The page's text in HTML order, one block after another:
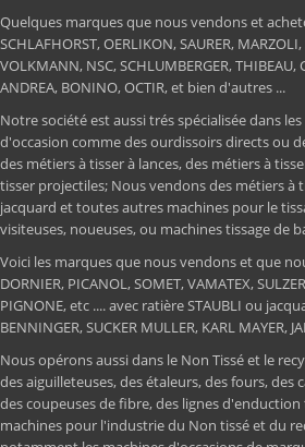
Quelques marques que nous vendons et
SCHLAFHORST, OERLIKON, SAURER,
VOLKMANN, NSC, SCHLUMBERGER, THIBEAU,
ANDREA, BONINO, OCTIR, et bien d'autres ...
Notre société est aussi trés spécialisée dans
d'occasion comme des ourdissoirs directs ou
des métiers à tisser à lances, des métiers à
tisser projectiles; Nous vendons des métiers à
jacquard et toutes autres machines pour le
visiteuses, noueuses, ou machines tissage de
Voici les marques que nous vendons et que
DORNIER, PICANOL, SOMET, VAMATEX,
PIGNONE, etc .... avec ratière STAUBLI ou
BENNINGER, SUCKER MULLER, KARL MAYER,
Nous opérons aussi dans le Non Tissé et le
des aiguilleteuses, des étaleurs, des fours, des
des coupeuses de fibre, des lignes
machines pour l'industrie du Non tissé et du